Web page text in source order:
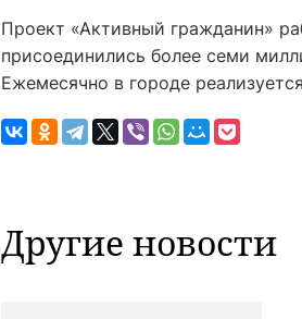
Проект «Активный гражданин»
присоединились более семи
Ежемесячно в городе
Другие новости